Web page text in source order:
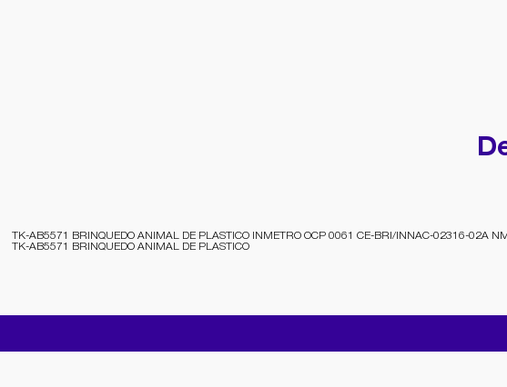
TK-AB5571 BRINQUEDO ANIMAL DE PLASTICO INMETRO OCP 0061 CE-BRI/INNAC-02316-02A
TK-AB5571 BRINQUEDO ANIMAL DE PLASTICO